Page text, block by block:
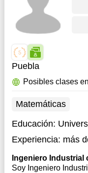
Puebla
Posibles clases
Matemáticas
Educación:
Experiencia: más
Ingeniero Industrial
Soy Ingeniero